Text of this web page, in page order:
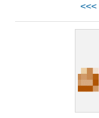
>>>